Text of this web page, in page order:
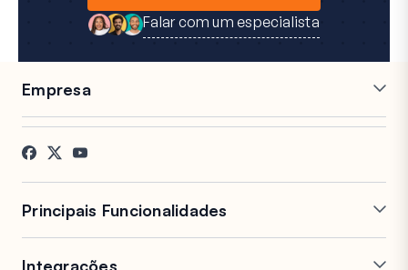
Falar com um especialista
Empresa
Carreiras
Testemunhos
Afiliados
Principais Funcionalidades
Online
Integrações